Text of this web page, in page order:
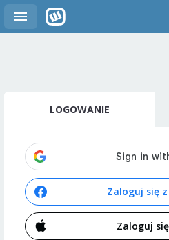
LOGOWANIE
Zaloguj się
Zaloguj